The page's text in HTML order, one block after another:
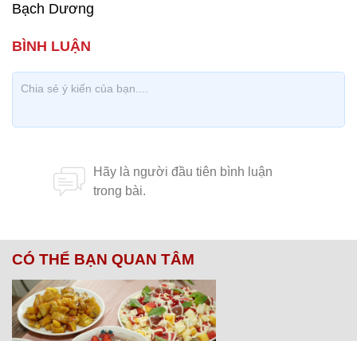
Bạch Dương
CÓ THỂ BẠN QUAN TÂM